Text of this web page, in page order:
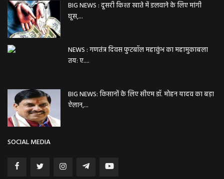
BIG NEWS : दूसरी किश्त खाते में डलवाने के लिए मांगी
घूस,...
NEWS : गणतंत्र दिवस फुटबॉल महाकुंभ का महामुकाबला
तय: ए....
BIG NEWS: किसानों के लिए सीएम डॉ. मोहन यादव का बड़ा
ऐलान,...
SOCIAL MEDIA